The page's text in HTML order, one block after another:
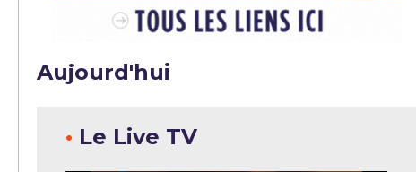
Aujourd'hui
• Le Live TV